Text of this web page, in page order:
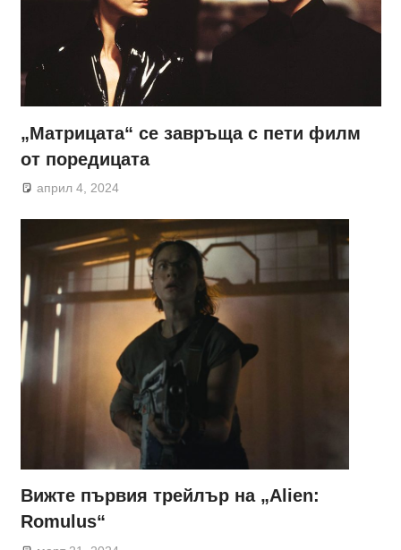
„Матрицата“ се завръща с пети филм
от поредицата
април 4, 2024
Вижте първия трейлър на „Alien:
Romulus“